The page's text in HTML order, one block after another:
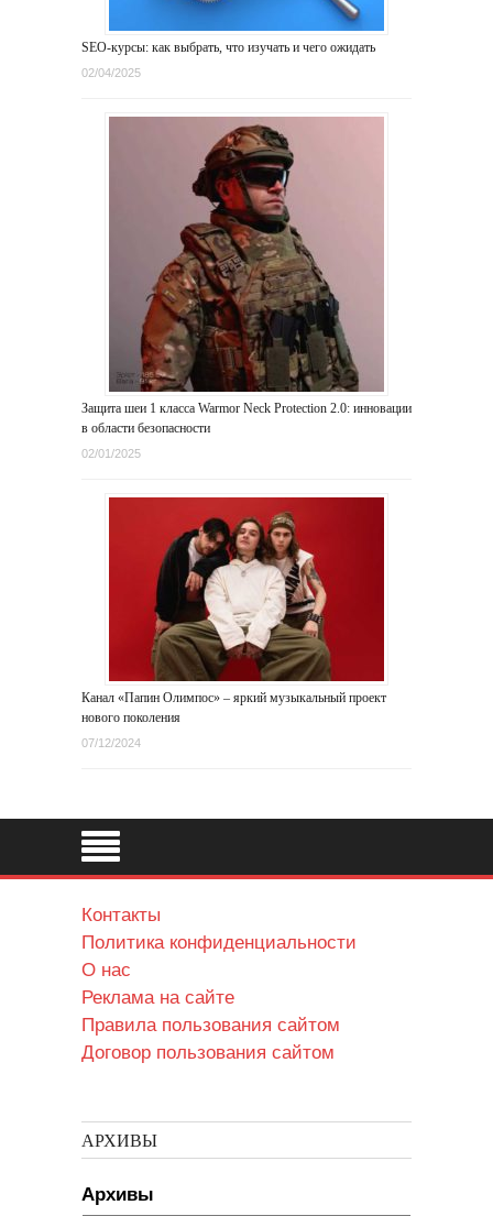
SEO-курсы: как выбрать, что изучать и чего ожидать
02/04/2025
Защита шеи 1 класса Warmor Neck Protection 2.0: инновации
в области безопасности
02/01/2025
Канал «Папин Олимпос» – яркий музыкальный проект
нового поколения
07/12/2024
Контакты
Политика конфиденциальности
О нас
Реклама на сайте
Правила пользования сайтом
Договор пользования сайтом
АРХИВЫ
Архивы